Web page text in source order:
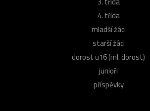
4. třída
mladší žáci
starší žáci
dorost u16 (ml. dorost)
junioři
příspěvky